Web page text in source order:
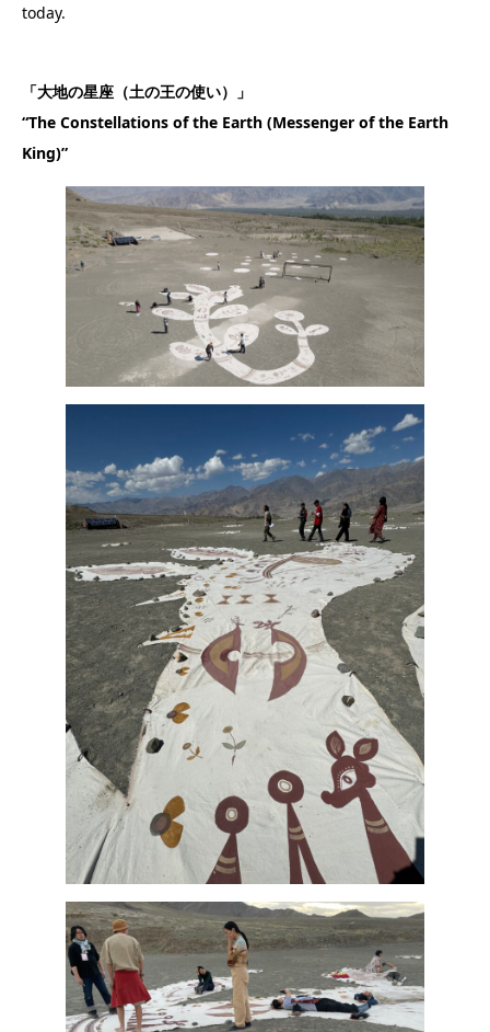
today.
「大地の星座（土の王の使い）」
“The Constellations of the Earth (Messenger of the Earth
King)”